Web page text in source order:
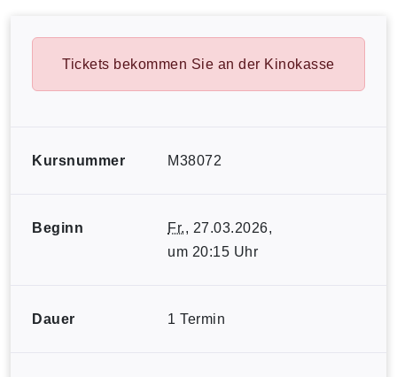
Tickets bekommen Sie an der Kinokasse
Kursnummer M38072
Beginn Fr., 27.03.2026,
um 20:15 Uhr
Dauer 1 Termin